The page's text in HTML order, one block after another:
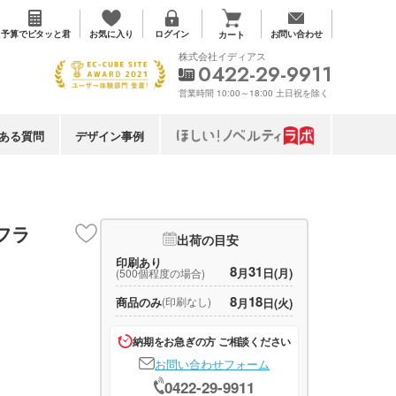
予算でピタッと君 お気に入り ログイン カート お問い合わせ
る質問 デザイン事例
株式会社イディアス
0422-29-9911
営業時間 10:00～18:00 土日祝を除く
ラ 出荷の目安
印刷あり
(500個程度の場合) 8月31 日(月)
商品のみ(印刷なし) 8月18日(火)
納期をお急ぎの方 ご相談ください
お問い合わせフォーム
0422-29-9911